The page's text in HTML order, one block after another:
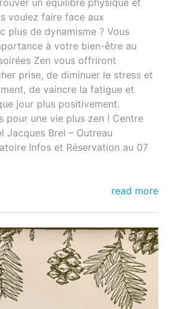
un équilibre physique et
voulez faire face aux
plus de dynamisme ? Vous
à votre bien-être au
Zen vous offriront
prise, de diminuer le stress et
de vaincre la fatigue et
jour plus positivement.
pour une vie plus zen ! Centre
Jacques Brel – Outreau
Infos et Réservation au 07
SOIREES
2024
read more